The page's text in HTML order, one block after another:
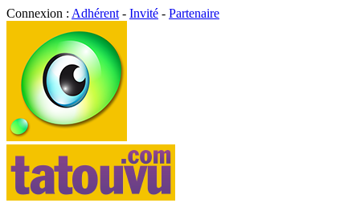
Connexion : Adhérent - Invité - Partenaire